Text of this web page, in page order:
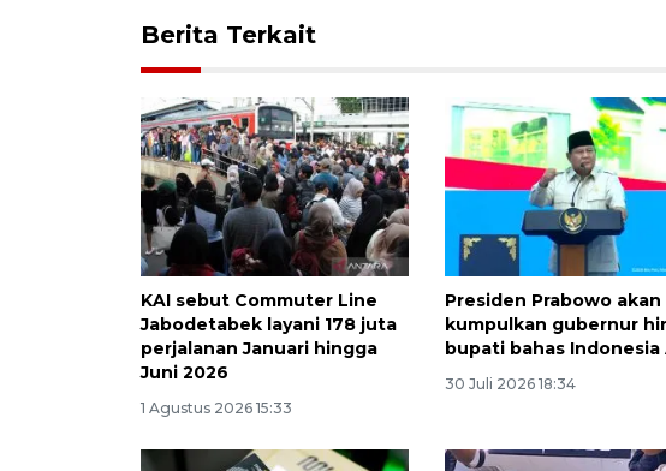
Berita Terkait
KAI sebut Commuter Line
Jabodetabek layani 178 juta
perjalanan Januari hingga
Juni 2026
1 Agustus 2026 15:33
Presiden Prabowo akan
kumpulkan gubernur
bupati bahas Indonesia
30 Juli 2026 18:34